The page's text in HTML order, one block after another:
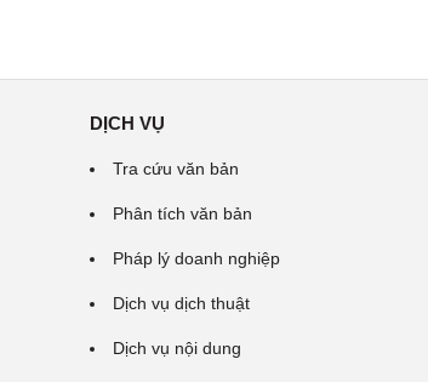
DỊCH VỤ
Tra cứu văn bản
Phân tích văn bản
Pháp lý doanh nghiệp
Dịch vụ dịch thuật
Dịch vụ nội dung